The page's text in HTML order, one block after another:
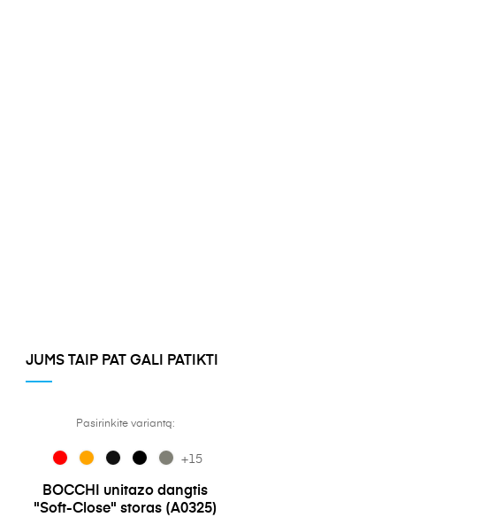
JUMS TAIP PAT GALI PATIKTI
Pasirinkite variantą:
+15
BOCCHI unitazo dangtis
"Soft-Close" storas (A0325)